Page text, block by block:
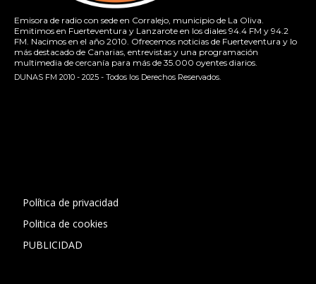
Emisora de radio con sede en Corralejo, municipio de La Oliva.
Emitimos en Fuerteventura y Lanzarote en los diales 94.4 FM y 94.2
FM. Nacimos en el año 2010. Ofrecemos noticias de Fuerteventura y lo
más destacado de Canarias, entrevistas y una programación
multimedia de cercanía para más de 35.000 oyentes diarios.
DUNAS FM 2010 - 2025 - Todos los Derechos Reservados.
Política de privacidad
Politica de cookies
PUBLICIDAD